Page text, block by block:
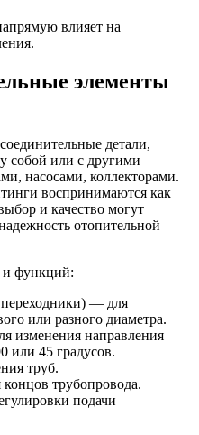
влияет на
элементы
детали,
собой или с другими
насосами, коллекторами.
воспринимаются как
и качество могут
отопительной
функций:
— для
или разного диаметра.
изменения направления
или 45 градусов.
труб.
трубопровода.
подачи